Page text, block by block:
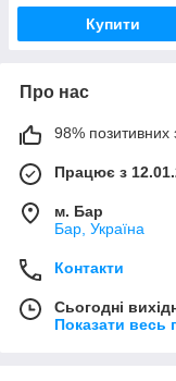
Купити
Про нас
98% позитивних
Працює з
м. Бар
Бар, Україна
Контакти
Сьогодні
Показати весь